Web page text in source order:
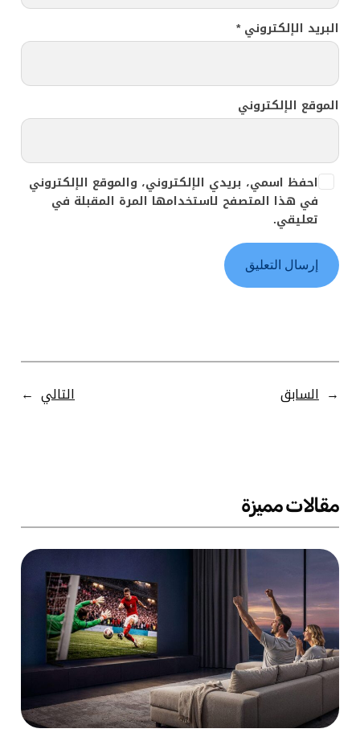
البريد الإلكتروني*
الموقع الإلكتروني
احفظ اسمي، بريدي الإلكتروني، والموقع الإلكتروني
في هذا المتصفح لاستخدامها المرة المقبلة في
تعليقي.
← السابق التالي →
مقالات مميزة